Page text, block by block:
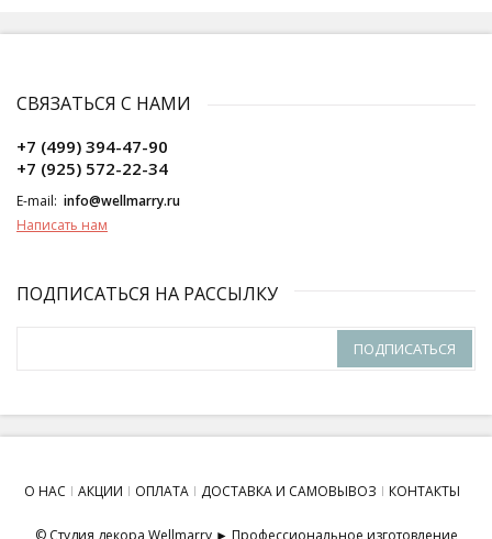
СВЯЗАТЬСЯ С НАМИ
+7 (499) 394-47-90
+7 (925) 572-22-34
E-mail: info@wellmarry.ru
Написать нам
ПОДПИСАТЬСЯ НА РАССЫЛКУ
ПОДПИСАТЬСЯ
О НАС АКЦИИ ОПЛАТА ДОСТАВКА И САМОВЫВОЗ КОНТАКТЫ
© Студия декора Wellmarry ► Профессиональное изготовление